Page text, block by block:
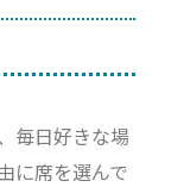
毎日好きな場
に席を選んで